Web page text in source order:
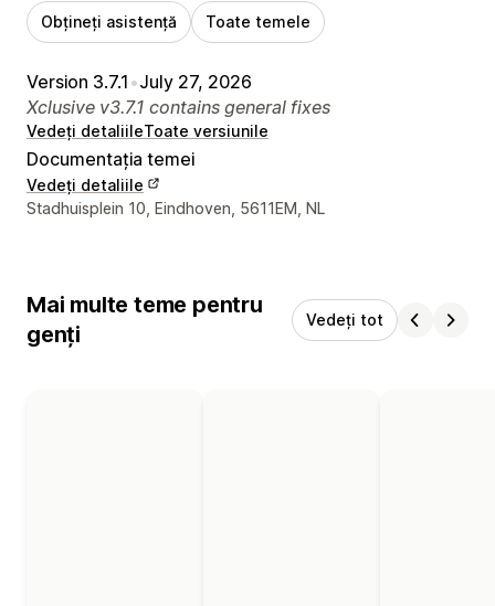
Obțineți asistență Toate temele
Version 3.7.1 •July 27, 2026
Xclusive v3.7.1 contains general fixes
Vedeți detaliileToate versiunile
Documentația temei
Vedeți detaliile
Detaliile de contact ale designerului
Stadhuisplein 10, Eindhoven, 5611EM, NL
Mai multe teme pentru
genți
Vedeți tot